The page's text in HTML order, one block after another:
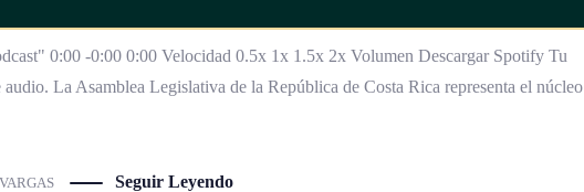
0:00 -0:00 0:00 Velocidad 0.5x 1x 1.5x 2x Volumen Descargar Spotify Tu
La Asamblea Legislativa de la República de Costa Rica representa el núcleo
Seguir Leyendo